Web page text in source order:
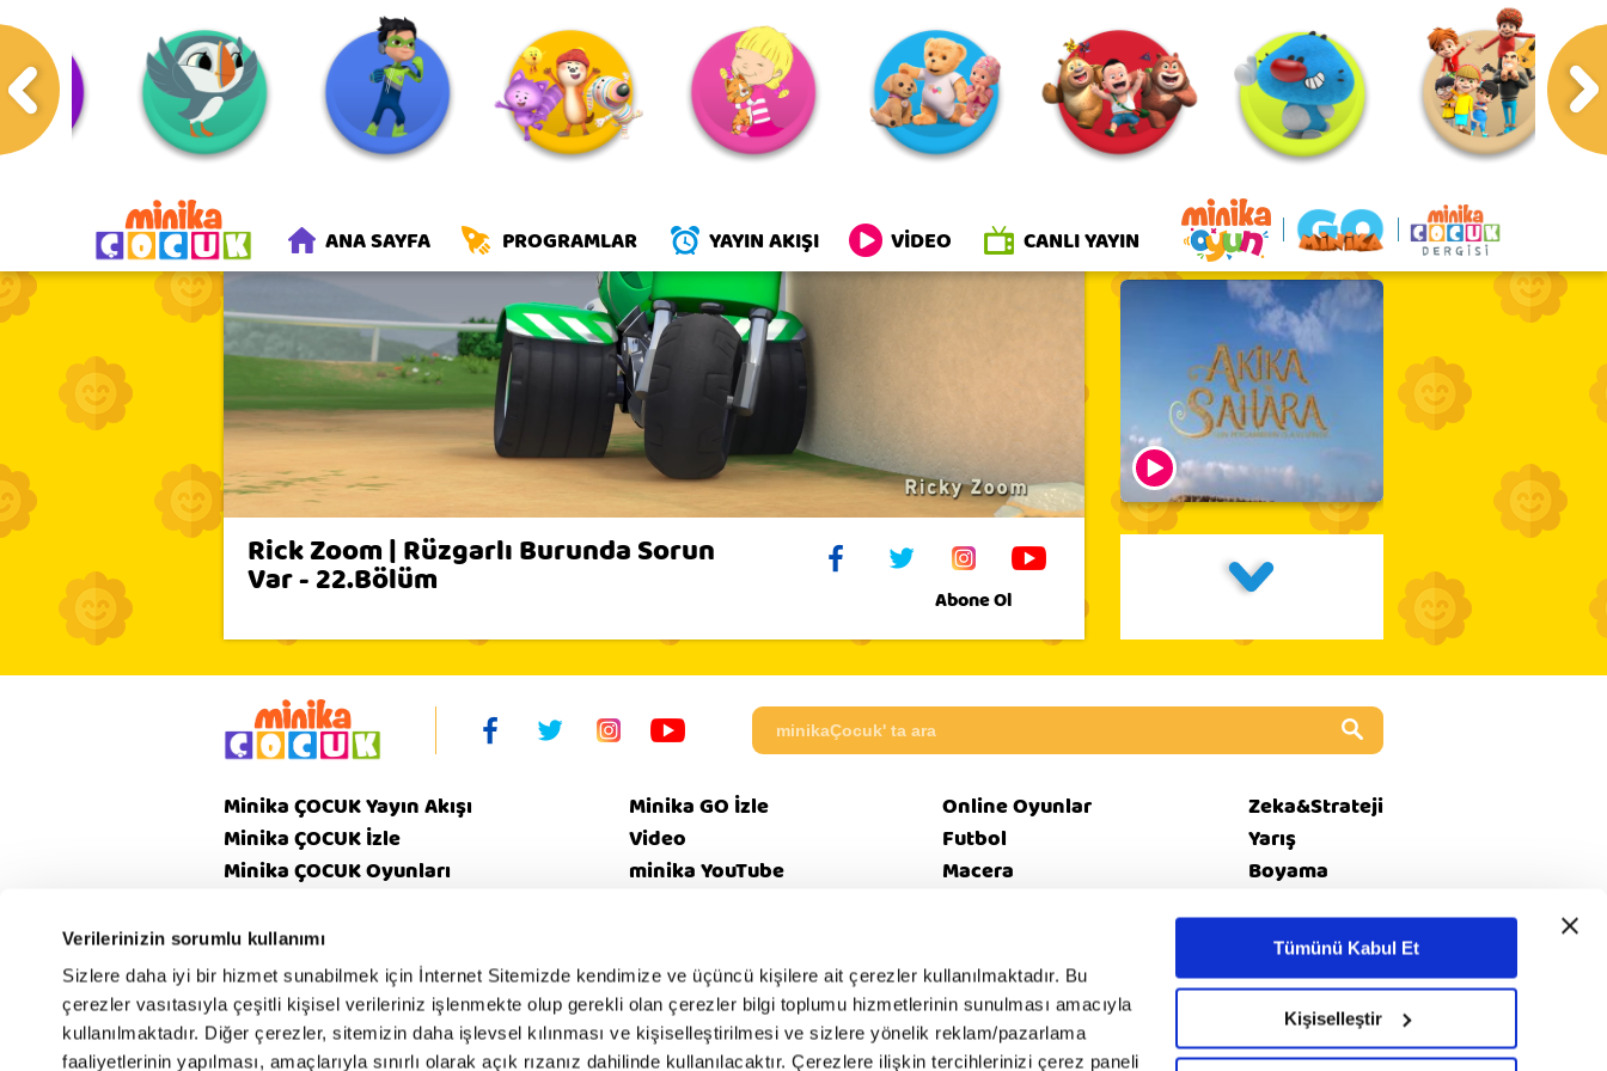
Verilerinizin sorumlu kullanımı
Sizlere daha iyi bir hizmet sunabilmek için İnternet Sitemizde kendimize ve üçüncü kişilere ait çerezler kullanılmaktadır. Bu
çerezler vasıtasıyla çeşitli kişisel verileriniz işlenmekte olup gerekli olan çerezler bilgi toplumu hizmetlerinin sunulması amacıyla
kullanılmaktadır. Diğer çerezler, sitemizin daha işlevsel kılınması ve kişiselleştirilmesi ve sizlere yönelik reklam/pazarlama
faaliyetlerinin yapılması, amaçlarıyla sınırlı olarak açık rızanız dahilinde kullanılacaktır. Çerezlere ilişkin tercihlerinizi çerez paneli
Tümünü Kabul Et
Kişiselleştir
ANA SAYFA PROGRAMLAR YAYIN AKIŞI VİDEO CANLI YAYIN
Programlar
Rick Zoom | Rüzgarlı Burunda Sorun
Var - 22.Bölüm Abone Ol
Minika ÇOCUK Yayın Akışı
Minika ÇOCUK İzle
Minika ÇOCUK Oyunları
Minika ÇOCUK Dergi
Minika GO İzle
Video
minika YouTube
Online Oyunlar
Futbol
Macera
Zeka&Strateji
Yarış
Boyama
Hakkımızda
Gizlilik
Politikamız
Veri
Politikası
Bize
Ulaşın
Künye EBülten SSS
Güvenli
İnternet
© 2020 minika. Tüm